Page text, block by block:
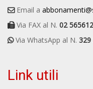
Email a
Via FAX al N. 02
Via WhatsApp al N. 329
Link utili